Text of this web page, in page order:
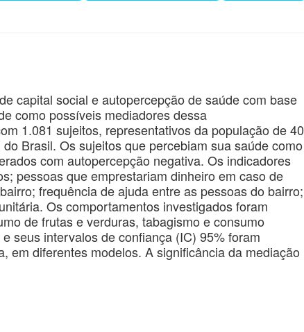
capital social e autopercepção de saúde com base
como possíveis mediadores dessa
1.081 sujeitos, representativos da população de 40
Brasil. Os sujeitos que percebiam sua saúde como
com autopercepção negativa. Os indicadores
pessoas que emprestariam dinheiro em caso de
frequência de ajuda entre as pessoas do bairro;
Os comportamentos investigados foram
de frutas e verduras, tabagismo e consumo
seus intervalos de confiança (IC) 95% foram
em diferentes modelos. A significância da mediação